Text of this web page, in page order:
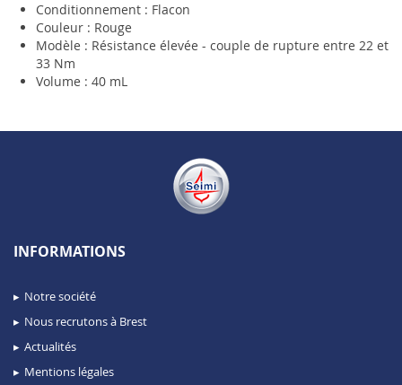
Conditionnement : Flacon
Couleur : Rouge
Modèle : Résistance élevée - couple de rupture entre 22 et
33 Nm
Volume : 40 mL
INFORMATIONS
Notre société
Nous recrutons à Brest
Actualités
Mentions légales